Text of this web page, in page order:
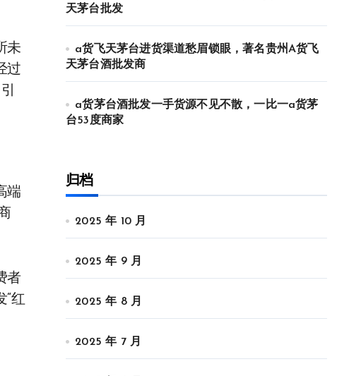
未
过
端
者
“红
天茅台批发
a货飞天茅台进货渠道愁眉锁眼，著名贵州A货飞
天茅台酒批发商
a货茅台酒批发一手货源不见不散，一比一a货茅
台53度商家
归档
2025 年 10 月
2025 年 9 月
2025 年 8 月
2025 年 7 月